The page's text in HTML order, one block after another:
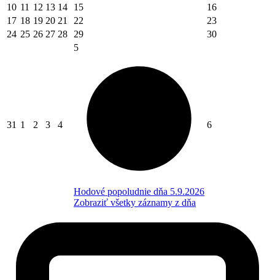
10 11 12 13 14 15
16
17 18 19 20 21 22
23
24 25 26 27 28 29 30
31 1 2 3 4
5
Hodové popoludnie dňa 5.9.2026
Zobraziť všetky záznamy z dňa
6